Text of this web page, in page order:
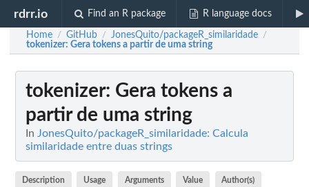
rdrr.io Find an R package R language docs
Home / GitHub / JonesQuito/packageR_similaridade /
tokenizer: Gera tokens a partir de uma string
tokenizer: Gera tokens a
partir de uma string
In JonesQuito/packageR_similaridade: Calcula
similaridade entre duas strings
Description Usage Arguments Value Author(s)